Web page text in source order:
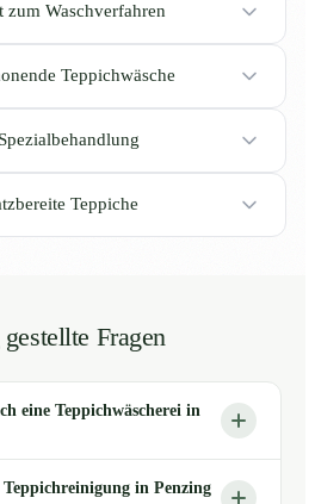
Waschverfahren
Teppichwäsche
Teppiche
Fragen
eine Teppichwäscherei in
in Penzing